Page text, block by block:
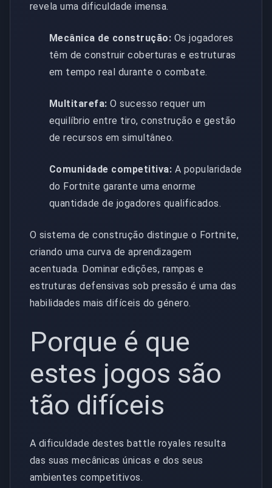
revela uma dificuldade imensa.
Mecânica de construção: Os jogadores
têm de construir coberturas e estruturas
em tempo real durante o combate.
Multitarefa: O sucesso requer um
equilíbrio entre tiro, construção e gestão
de recursos em simultâneo.
Comunidade competitiva: A popularidade
do Fortnite garante uma enorme
quantidade de jogadores qualificados.
O sistema de construção distingue o Fortnite,
criando uma curva de aprendizagem
acentuada. Dominar edições, rampas e
estruturas defensivas sob pressão é uma das
habilidades mais difíceis do género.
Porque é que
estes jogos são
tão difíceis
A dificuldade destes battle royales resulta
das suas mecânicas únicas e dos seus
ambientes competitivos.